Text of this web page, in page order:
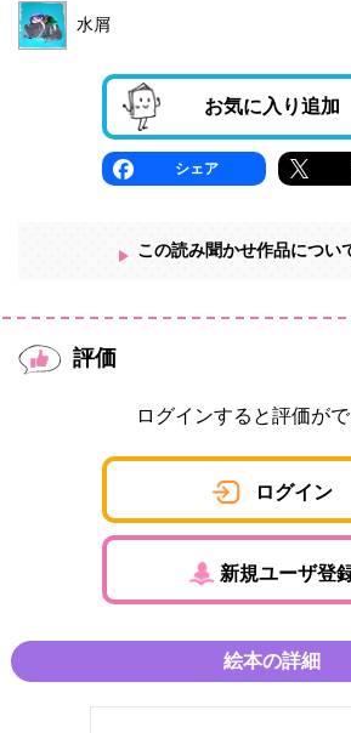
水屑
お気に入り追加
シェア
この読み聞かせ作品につい
評価
ログインすると評価が
ログイン
新規ユーザ登
絵本の詳細